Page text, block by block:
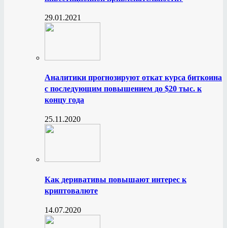
29.01.2021
Аналитики прогнозируют откат курса биткоина
с последующим повышением до $20 тыс. к
концу года
25.11.2020
Как деривативы повышают интерес к
криптовалюте
14.07.2020